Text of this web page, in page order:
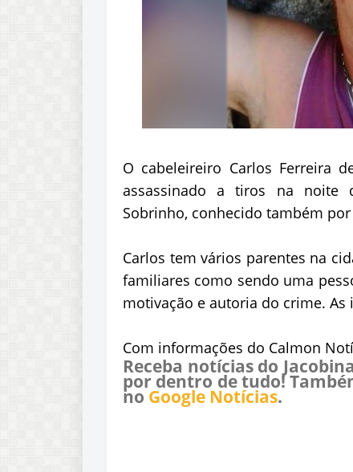
O cabeleireiro Carlos Ferreira
assassinado a tiros na noite
Sobrinho, conhecido também
Carlos tem vários parentes na
familiares como sendo uma
motivação e autoria do crime. As
Com informações do Calmon
Receba notícias do
por dentro de tudo!
no Google Notícias.